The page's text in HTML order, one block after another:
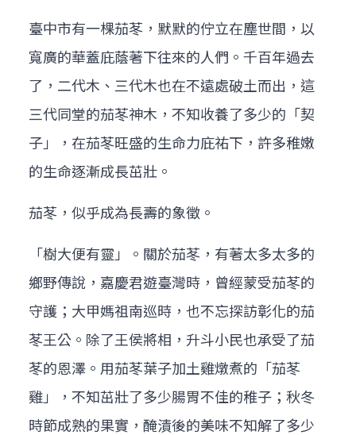
臺中市有一棵茄苳，默默的佇立在塵世間，以
寬廣的華蓋庇蔭著下往來的人們。千百年過去
了，二代木、三代木也在不遠處破土而出，這
三代同堂的茄苳神木，不知收養了多少的「契
子」，在茄苳旺盛的生命力庇祐下，許多稚嫩
的生命逐漸成長茁壯。
茄苳，似乎成為長壽的象徵。
「樹大便有靈」。關於茄苳，有著太多太多的
鄉野傳說，嘉慶君遊臺灣時，曾經蒙受茄苳的
守護；大甲媽祖南巡時，也不忘探訪彰化的茄
苳王公。除了王侯將相，升斗小民也承受了茄
苳的恩澤。用茄苳葉子加土雞燉煮的「茄苳
雞」，不知茁壯了多少腸胃不佳的稚子；秋冬
時節成熟的果實，醃漬後的美味不知解了多少